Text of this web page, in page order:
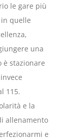
le gare più
quelle
una
è stazionare
115.
e la
allenamento
e